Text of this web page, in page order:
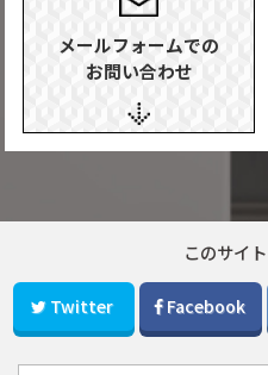
メールフォームでの
お問い合わせ
このサイ
Twitter Facebook